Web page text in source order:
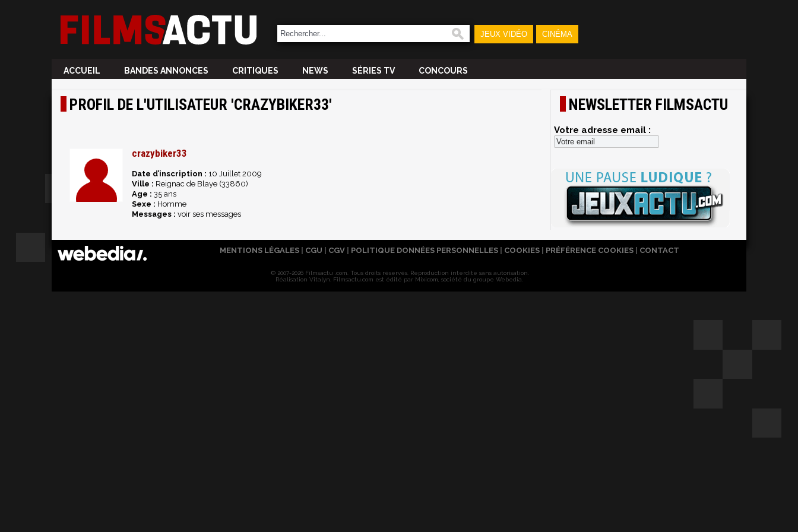
JEUX VIDÉO CINÉMA
ACCUEIL BANDES ANNONCES CRITIQUES NEWS SÉRIES TV CONCOURS
PROFIL DE L'UTILISATEUR 'CRAZYBIKER33'
crazybiker33
Date d’inscription : 10 Juillet 2009
Ville : Reignac de Blaye (33860)
Age : 35 ans
Sexe : Homme
Messages : voir ses messages
NEWSLETTER FILMSACTU
Votre adresse email :
MENTIONS LÉGALES CGU CGV POLITIQUE DONNÉES PERSONNELLES COOKIES PRÉFÉRENCE COOKIES CONTACT
© 2007-2026 Filmsactu .com. Tous droits réservés. Reproduction interdite sans autorisation.
Réalisation Vitalyn . Filmsactu .com est édité par Mixicom, société du groupe Webedia.